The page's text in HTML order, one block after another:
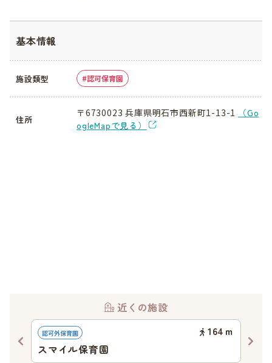
基本情報
施設類型 認可保育園
住所
〒6730023 兵庫県明石市西新町1-13-1
（Go
ogleMapで見る）
近くの施設
認可外保育園 164 ｍ
スマイル保育園